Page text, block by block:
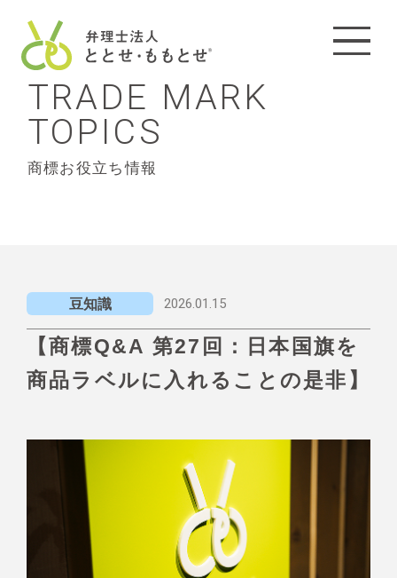
TRADE MARK
TOPICS
商標お役立ち情報
豆知識 2026.01.15
【商標Q&A 第27回：日本国旗を
商品ラベルに入れることの是非】